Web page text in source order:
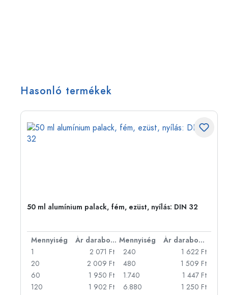
Hasonló termékek
50 ml alumínium palack, fém, ezüst, nyílás: DIN 32
Mennyiség Ár darabonként Mennyiség
Ár darabonként
1
2 071 Ft
20
2 009 Ft
60
1 950 Ft
120
1 902 Ft
240
1 622 Ft
480
1 509 Ft
1.740
1 447 Ft
6.880
1 250 Ft